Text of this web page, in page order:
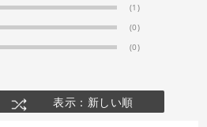
(1)
(0)
(0)
表示：新しい順